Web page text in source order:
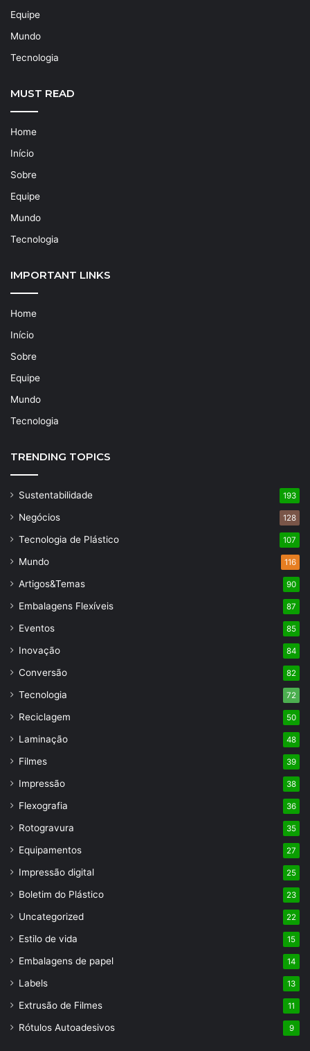
Equipe
Mundo
Tecnologia
MUST READ
Home
Início
Sobre
Equipe
Mundo
Tecnologia
IMPORTANT LINKS
Home
Início
Sobre
Equipe
Mundo
Tecnologia
TRENDING TOPICS
Sustentabilidade 193
Negócios 128
Tecnologia de Plástico 107
Mundo 116
Artigos&Temas 90
Embalagens Flexíveis 87
Eventos 85
Inovação 84
Conversão 82
Tecnologia 72
Reciclagem 50
Laminação 48
Filmes 39
Impressão 38
Flexografia 36
Rotogravura 35
Equipamentos 27
Impressão digital 25
Boletim do Plástico 23
Uncategorized 22
Estilo de vida 15
Embalagens de papel 14
Labels 13
Extrusão de Filmes 11
Rótulos Autoadesivos 9